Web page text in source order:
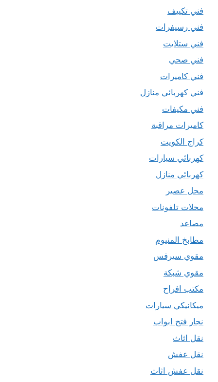
فني تكييف
فني رسيفرات
فني ستلايت
فني صحي
فني كاميرات
فني كهربائي منازل
فني مكيفات
كاميرات مراقبة
كراج الكويت
كهربائي سيارات
كهربائي منازل
محل عصير
محلات تلفونات
مصاعد
مطابخ المنيوم
مقوي سيرفس
مقوي شبكة
مكتب افراح
ميكانيكي سيارات
نجار فتح ابواب
نقل اثاث
نقل عفش
نقل عفش اثاث